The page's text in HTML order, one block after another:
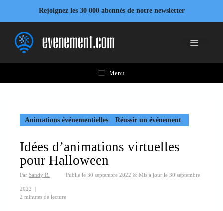
contenu
Rejoignez les 30 000 abonnés de notre newsletter
Menu
Menu
Animations événementielles Réussir un événement
Idées d’animations virtuelles
pour Halloween
Par Sandy R. Publié le 30 septembre 2022 & Mis à jour le 30 septembre
2022 |
2 minutes de lecture